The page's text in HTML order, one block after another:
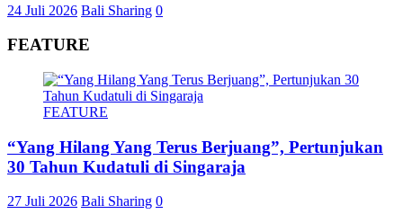
24 Juli 2026 Bali Sharing 0
FEATURE
FEATURE
“Yang Hilang Yang Terus Berjuang”, Pertunjukan
30 Tahun Kudatuli di Singaraja
27 Juli 2026 Bali Sharing 0